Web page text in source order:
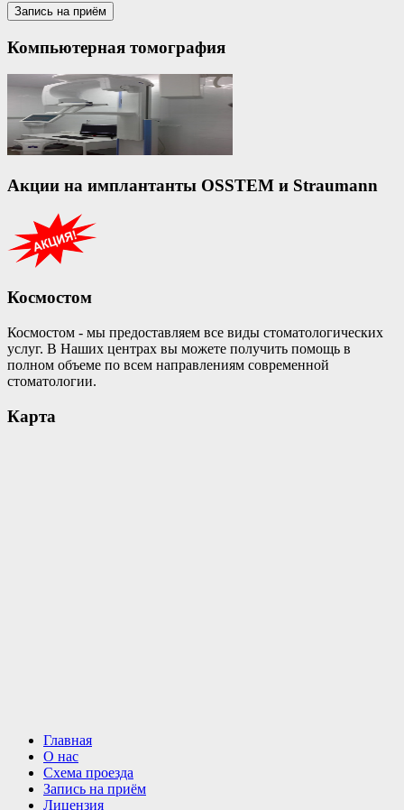
Компьютерная томография
Акции на имплантанты OSSTEM и Straumann
Космостом
Космостом - мы предоставляем все виды стоматологических
услуг. В Наших центрах вы можете получить помощь в
полном объеме по всем направлениям современной
стоматологии.
Карта
Главная
О нас
Схема проезда
Запись на приём
Лицензия